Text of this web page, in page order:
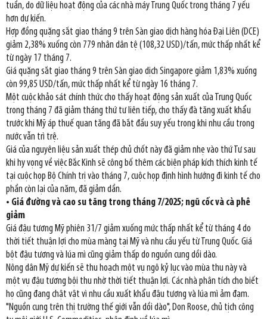
tuần, do dữ liệu hoạt động của các nhà máy Trung Quốc trong tháng 7 yếu
hơn dự kiến.
Hợp đồng quặng sắt giao tháng 9 trên Sàn giao dịch hàng hóa Đại Liên (DCE)
giảm 2,38% xuống còn 779 nhân dân tệ (108,32 USD)/tấn, mức thấp nhất kể
từ ngày 17 tháng 7.
Giá quặng sắt giao tháng 9 trên Sàn giao dịch Singapore giảm 1,83% xuống
còn 99,85 USD/tấn, mức thấp nhất kể từ ngày 16 tháng 7.
Một cuộc khảo sát chính thức cho thấy hoạt động sản xuất của Trung Quốc
trong tháng 7 đã giảm tháng thứ tư liên tiếp, cho thấy đà tăng xuất khẩu
trước khi Mỹ áp thuế quan tăng đã bắt đầu suy yếu trong khi nhu cầu trong
nước vẫn trì trệ.
Giá của nguyên liệu sản xuất thép chủ chốt này đã giảm nhẹ vào thứ Tư sau
khi hy vọng về việc Bắc Kinh sẽ công bố thêm các biện pháp kích thích kinh tế
tại cuộc họp Bộ Chính trị vào tháng 7, cuộc họp định hình hướng đi kinh tế cho
phần còn lại của năm, đã giảm dần.
• Giá đường và cao su tăng trong tháng 7/2025; ngũ cốc và cà phê
giảm
Giá đậu tương Mỹ phiên 31/7 giảm xuống mức thấp nhất kể từ tháng 4 do
thời tiết thuận lợi cho mùa màng tại Mỹ và nhu cầu yếu từ Trung Quốc. Giá
bột đậu tương và lúa mì cũng giảm thấp do nguồn cung dồi dào.
Nông dân Mỹ dự kiến sẽ thu hoạch một vụ ngô kỷ lục vào mùa thu này và
một vụ đậu tương bội thu nhờ thời tiết thuận lợi. Các nhà phân tích cho biết
họ cũng đang chật vật vì nhu cầu xuất khẩu đậu tương và lúa mì ảm đạm.
"Nguồn cung trên thị trường thế giới vẫn dồi dào", Don Roose, chủ tịch công